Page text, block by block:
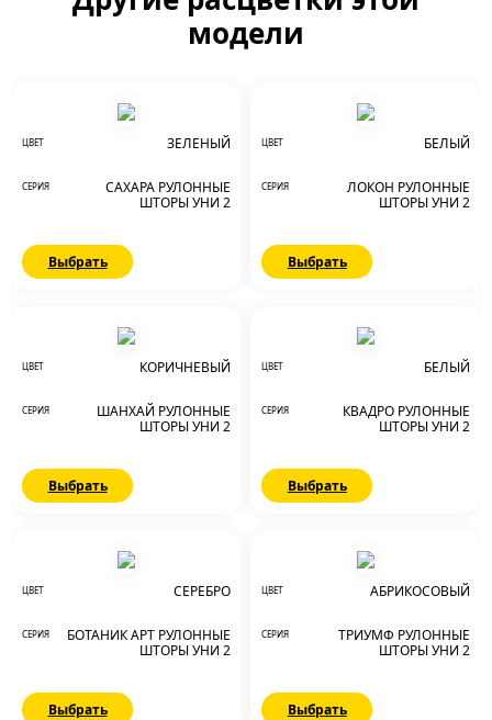
модели
ЦВЕТ ЗЕЛЕНЫЙ
СЕРИЯ
САХАРА РУЛОННЫЕ
ШТОРЫ УНИ 2
Выбрать
ЦВЕТ БЕЛЫЙ
СЕРИЯ
ЛОКОН РУЛОННЫЕ
ШТОРЫ УНИ 2
Выбрать
ЦВЕТ КОРИЧНЕВЫЙ
СЕРИЯ
ШАНХАЙ РУЛОННЫЕ
ШТОРЫ УНИ 2
Выбрать
ЦВЕТ БЕЛЫЙ
СЕРИЯ
КВАДРО РУЛОННЫЕ
ШТОРЫ УНИ 2
Выбрать
ЦВЕТ СЕРЕБРО
СЕРИЯ
БОТАНИК АРТ РУЛОННЫЕ
ШТОРЫ УНИ 2
Выбрать
ЦВЕТ АБРИКОСОВЫЙ
СЕРИЯ
ТРИУМФ РУЛОННЫЕ
ШТОРЫ УНИ 2
Выбрать